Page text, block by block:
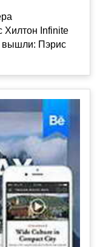
Хилтон Infinite
вышли: Пэрис